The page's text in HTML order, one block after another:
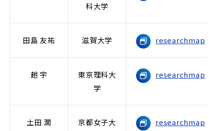
科大学
田島 友祐 滋賀大学 researchmap
趙 宇
東京理科大
学
researchmap
土田 潤
京都女子大
researchmap